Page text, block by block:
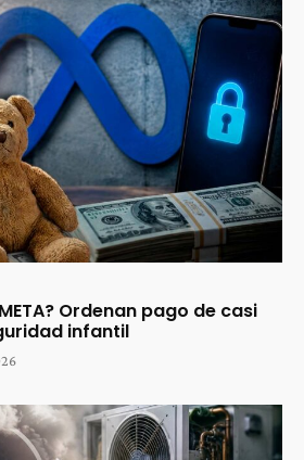
Ordenan pago de casi
infantil